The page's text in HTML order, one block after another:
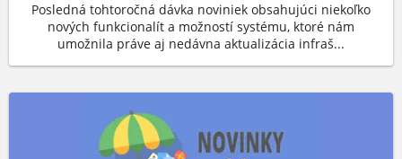
Posledná tohtoročná dávka noviniek obsahujúci niekoľko
nových funkcionalít a možností systému, ktoré nám
umožnila práve aj nedávna aktualizácia infraš...